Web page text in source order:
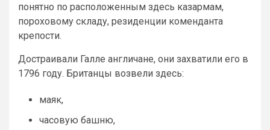
понятно по расположенным здесь казармам,
пороховому складу, резиденции коменданта
крепости.
Достраивали Галле англичане, они захватили его в
1796 году. Британцы возвели здесь:
маяк,
часовую башню,